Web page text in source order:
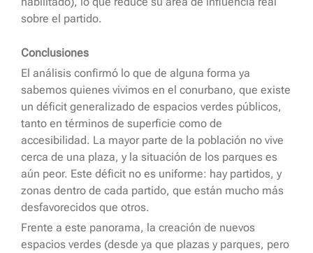
sobre el partido.
Conclusiones
El análisis confirmó lo que de alguna forma ya
sabemos quienes vivimos en el conurbano, que existe
un déficit generalizado de espacios verdes públicos,
tanto en términos de superficie como de
accesibilidad. La mayor parte de la población no vive
cerca de una plaza, y la situación de los parques es
aún peor. Este déficit no es uniforme: hay partidos, y
zonas dentro de cada partido, que están mucho más
desfavorecidos que otros.
Frente a este panorama, la creación de nuevos
espacios verdes (desde ya que plazas y parques, pero